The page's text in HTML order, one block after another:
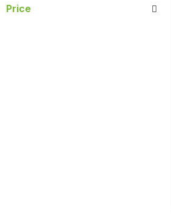
Price